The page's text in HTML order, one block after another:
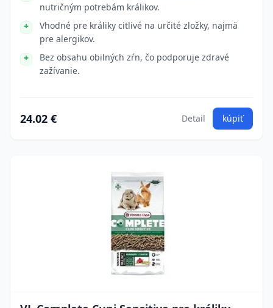
nutričným potrebám králikov.
Vhodné pre králiky citlivé na určité zložky, najmä
pre alergikov.
Bez obsahu obilných zŕn, čo podporuje zdravé
zažívanie.
24.02 € Detail kúpiť